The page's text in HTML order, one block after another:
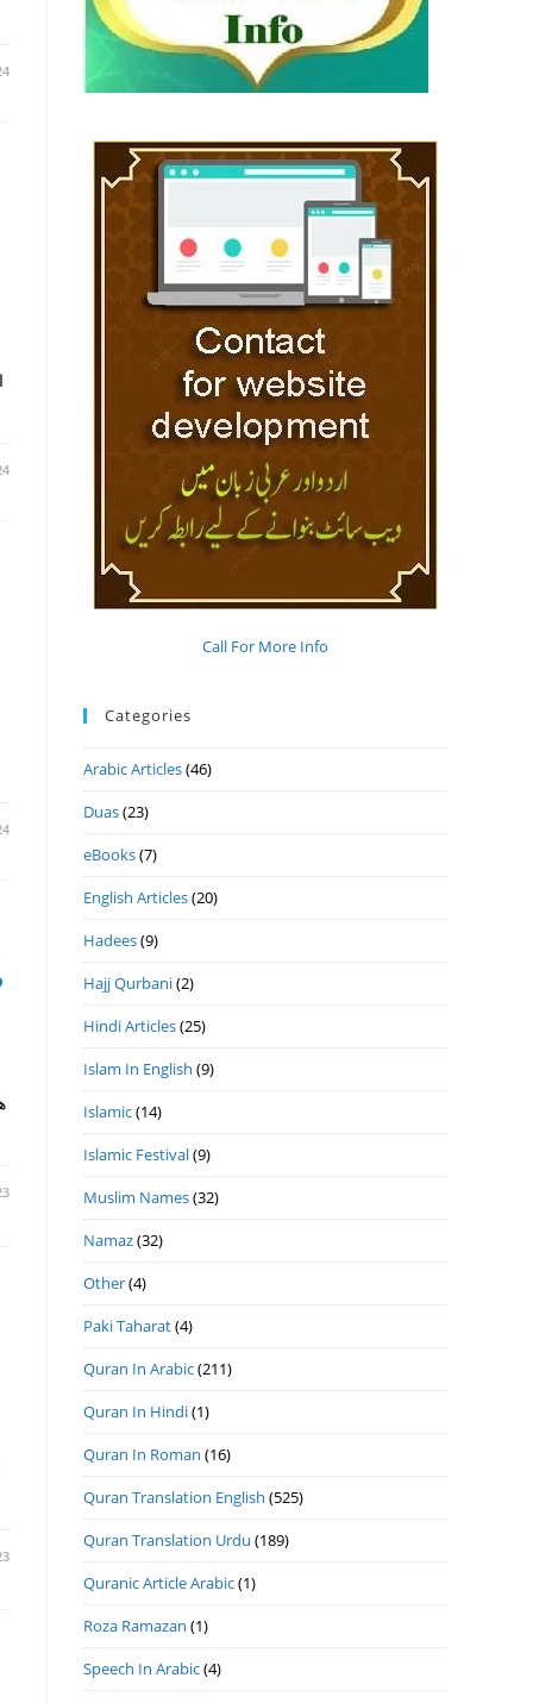
Call For More Info
Categories
Arabic Articles(46)
Duas(23)
eBooks(7)
English Articles(20)
Hadees(9)
Hajj Qurbani(2)
Hindi Articles(25)
Islam In English (9)
Islamic(14)
Islamic Festival(9)
Muslim Names(32)
Namaz(32)
Other(4)
Paki Taharat(4)
Quran In Arabic(211)
Quran In Hindi(1)
Quran In Roman (16)
Quran Translation English (525)
Quran Translation Urdu (189)
Quranic Article Arabic(1)
Roza Ramazan (1)
Speech In Arabic(4)